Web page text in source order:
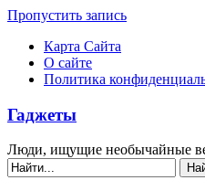
Пропустить запись
Карта Сайта
О сайте
Политика
Гаджеты
Люди, ищущие необычайные